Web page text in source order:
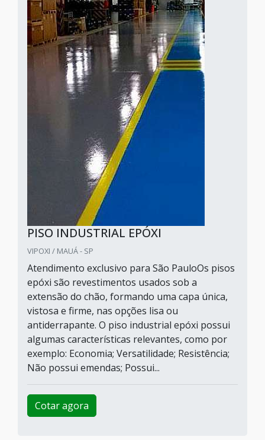
PISO INDUSTRIAL EPÓXI
VIPOXI / MAUÁ - SP
Atendimento exclusivo para São PauloOs pisos
epóxi são revestimentos usados sob a
extensão do chão, formando uma capa única,
vistosa e firme, nas opções lisa ou
antiderrapante. O piso industrial epóxi possui
algumas características relevantes, como por
exemplo: Economia; Versatilidade; Resistência;
Não possui emendas; Possui...
Cotar agora